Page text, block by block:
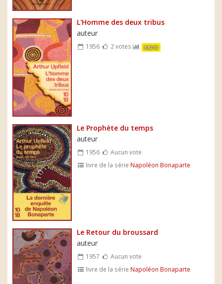
L'Homme des deux tribus
auteur
1956 2 votes 5.5/10
Le Prophète du temps
auteur
1956
Aucun vote
livre de la série Napoléon Bonaparte
Le Retour du broussard
auteur
1957
Aucun vote
livre de la série Napoléon Bonaparte